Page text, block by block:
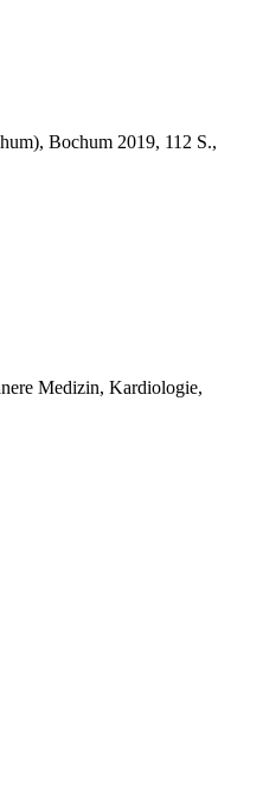
Bochum 2019, 112 S.,
Medizin, Kardiologie,